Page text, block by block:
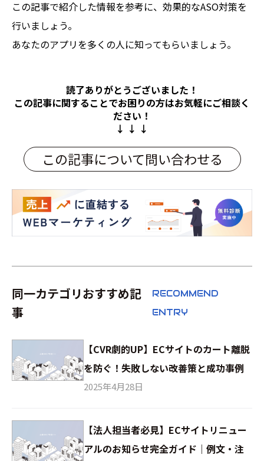
この記事で紹介した情報を参考に、効果的なASO対策を
行いましょう。
あなたのアプリを多くの人に知ってもらいましょう。
読了ありがとうございました！
この記事に関することでお困りの方はお気軽にご相談く
ださい！
↓ ↓ ↓
この記事について問い合わせる
同一カテゴリおすすめ記
事
RECOMMEND
ENTRY
【CVR劇的UP】ECサイトのカート離脱
を防ぐ！失敗しない改善策と成功事例
2025年4月28日
【法人担当者必見】ECサイトリニュー
アルのお知らせ完全ガイド｜例文・注